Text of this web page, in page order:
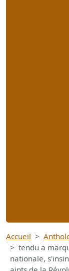
Accueil
tendu a
nationale,